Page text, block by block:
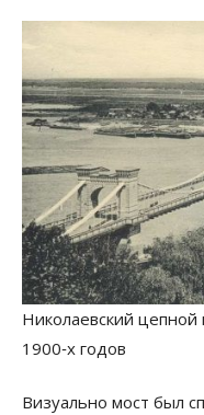
Николаевский цепной
1900‑х годов
Визуально мост был